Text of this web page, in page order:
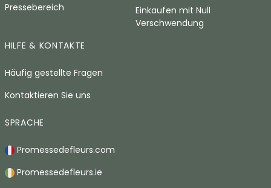
Pressebereich
Einkaufen mit Null
Verschwendung
HILFE & KONTAKTE
Häufig gestellte Fragen
Kontaktieren Sie uns
SPRACHE
Promessedefleurs.com
Promessedefleurs.ie